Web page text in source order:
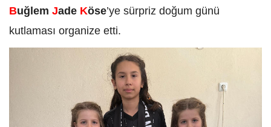
Buğlem Jade Köse’ye sürpriz doğum günü
kutlaması organize etti.